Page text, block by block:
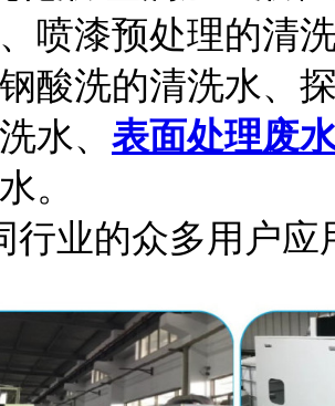
喷漆预处理的清
酸洗的清洗水、
水、 表面处理废
。
行业的众多用户应